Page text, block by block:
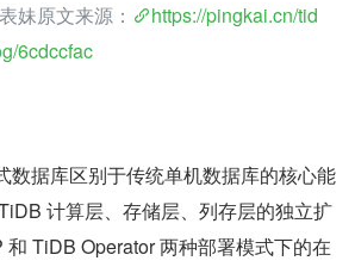
妹原文来源：
https://pingkai.cn/tid
6cdccfac
数据库区别于传统单机数据库的核心能
计算层、存储层、列存层的独立扩
TiDB Operator 两种部署模式下的在